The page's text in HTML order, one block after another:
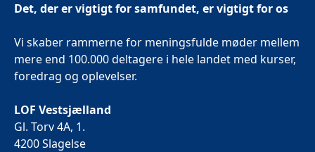
Det, der er vigtigt for samfundet, er vigtigt for os
Vi skaber rammerne for meningsfulde møder mellem
mere end 100.000 deltagere i hele landet med kurser,
foredrag og oplevelser.
LOF Vestsjælland
Gl. Torv 4A, 1.
4200 Slagelse